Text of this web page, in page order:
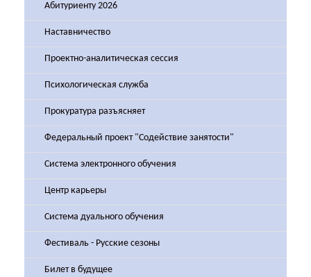
Абитуриенту 2026
Наставничество
Проектно-аналитическая сессия
Психологическая служба
Прокуратура разъясняет
Федеральный проект "Содействие занятости"
Система электронного обучения
Центр карьеры
Система дуального обучения
Фестиваль - Русские сезоны
Билет в будущее